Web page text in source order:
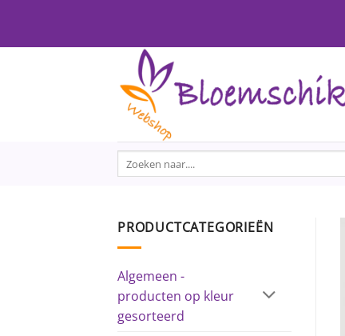
inhoud
Zoeken
naar:
PRODUCTCATEGORIEËN
Algemeen -
producten op kleur
gesorteerd